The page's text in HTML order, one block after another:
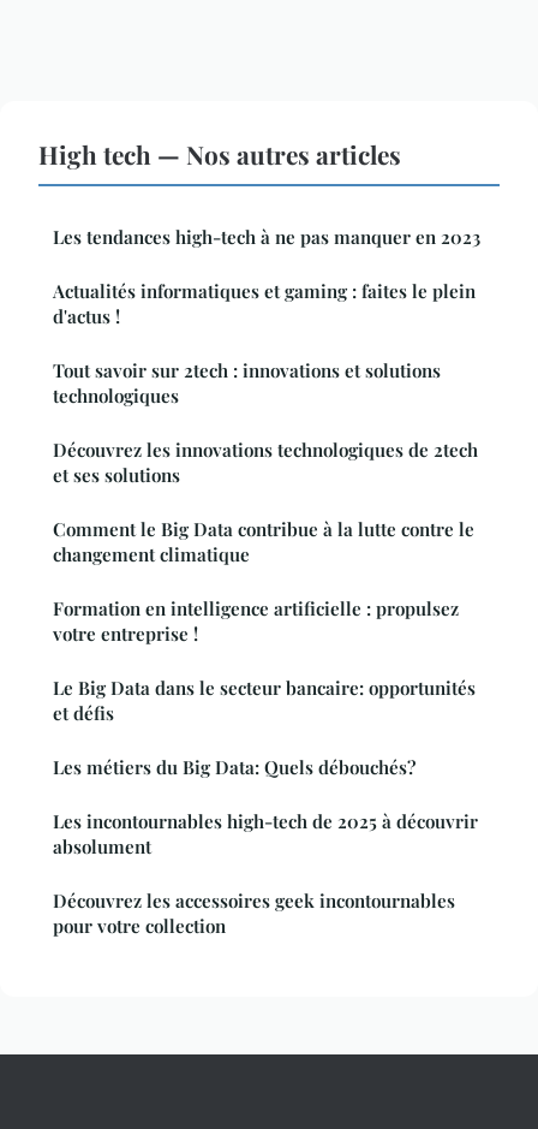
High tech — Nos autres articles
Les tendances high-tech à ne pas manquer en 2023
Actualités informatiques et gaming : faites le plein
d'actus !
Tout savoir sur 2tech : innovations et solutions
technologiques
Découvrez les innovations technologiques de 2tech
et ses solutions
Comment le Big Data contribue à la lutte contre le
changement climatique
Formation en intelligence artificielle : propulsez
votre entreprise !
Le Big Data dans le secteur bancaire: opportunités
et défis
Les métiers du Big Data: Quels débouchés?
Les incontournables high-tech de 2025 à découvrir
absolument
Découvrez les accessoires geek incontournables
pour votre collection